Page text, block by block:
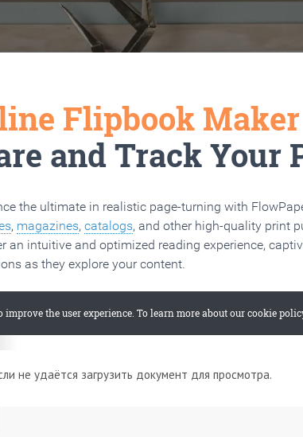
не удаётся загрузить документ для просмотра.